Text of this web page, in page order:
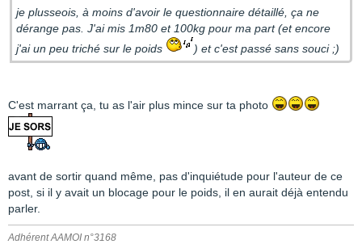
je plusseois, à moins d'avoir le questionnaire détaillé, ça ne
dérange pas. J'ai mis 1m80 et 100kg pour ma part (et encore
j'ai un peu triché sur le poids
) et c'est passé sans souci ;)
C'est marrant ça, tu as l'air plus mince sur ta photo
avant de sortir quand même, pas d'inquiétude pour l'auteur de ce
post, si il y avait un blocage pour le poids, il en aurait déjà entendu
parler.
Adhérent AAMOI n°3168